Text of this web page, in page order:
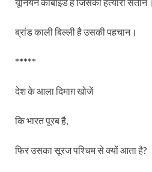
ब्रांड काली बिल्ली है उसकी पहचान।
*****
देश के आला दिमाग़ खोजें
कि भारत पूरब है,
फिर उसका सूरज पश्चिम से क्यों आता है?